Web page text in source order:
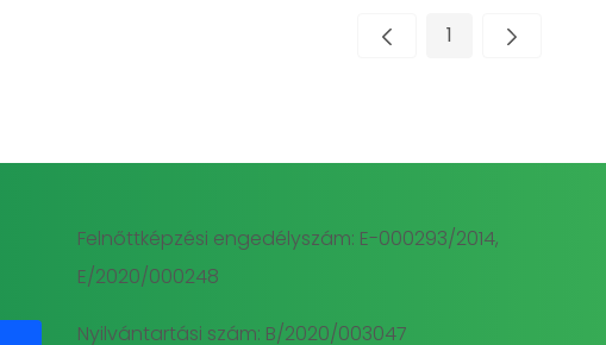
Oldal
1
Felnőttképzési engedélyszám: E-000293/2014,
E/2020/000248
Nyilvántartási szám: B/2020/003047